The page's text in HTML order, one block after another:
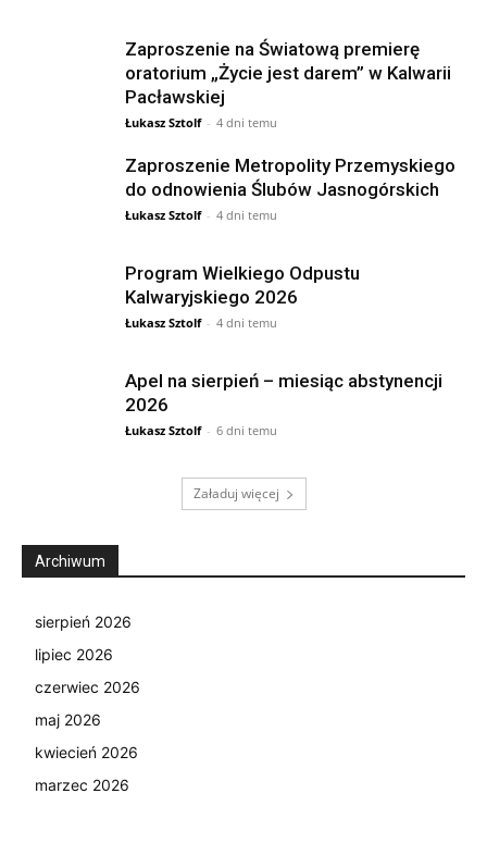
Zaproszenie na Światową premierę
oratorium „Życie jest darem” w Kalwarii
Pacławskiej
Łukasz Sztolf - 4 dni temu
Zaproszenie Metropolity Przemyskiego
do odnowienia Ślubów Jasnogórskich
Łukasz Sztolf - 4 dni temu
Program Wielkiego Odpustu
Kalwaryjskiego 2026
Łukasz Sztolf - 4 dni temu
Apel na sierpień – miesiąc abstynencji
2026
Łukasz Sztolf - 6 dni temu
Załaduj więcej
Archiwum
sierpień 2026
lipiec 2026
czerwiec 2026
maj 2026
kwiecień 2026
marzec 2026